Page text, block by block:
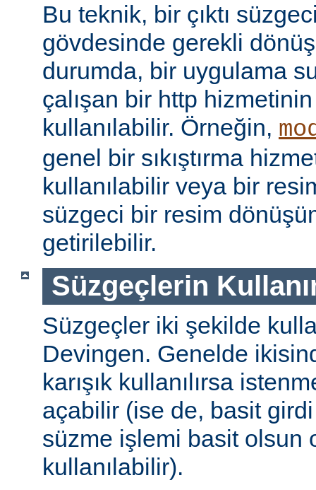
Bu teknik, bir çıktı
gövdesinde gerekli
durumda, bir uygulama
çalışan bir http
kullanılabilir. Örneğin,
genel bir sıkıştırma
kullanılabilir veya bir
süzgeci bir resim
getirilebilir.
Süzgeçlerin
Süzgeçler iki şekilde
Devingen. Genelde
karışık kullanılırsa
açabilir (ise de, basit girdi
süzme işlemi basit olsun
kullanılabilir).